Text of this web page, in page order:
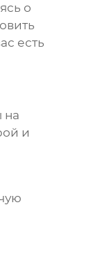
о
есть
на
и